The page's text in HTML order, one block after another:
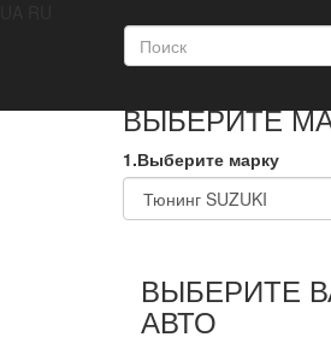
Доставка и оплата
ВЫБЕРИТЕ
1.Выберите марку
ВЫБЕРИТЕ
АВТО